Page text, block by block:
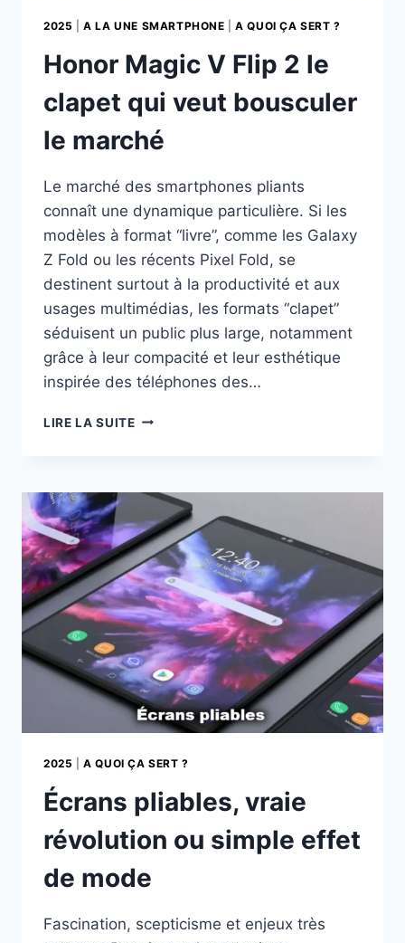
2025 |A LA UNE SMARTPHONE |A QUOI ÇA SERT ?
Honor Magic V Flip 2 le
clapet qui veut bousculer
le marché
Le marché des smartphones pliants
connaît une dynamique particulière. Si les
modèles à format “livre”, comme les Galaxy
Z Fold ou les récents Pixel Fold, se
destinent surtout à la productivité et aux
usages multimédias, les formats “clapet”
séduisent un public plus large, notamment
grâce à leur compacité et leur esthétique
inspirée des téléphones des…
LIRE LA SUITEHONOR
2
CLAPET
QUI
VEUT
BOUSCULER
LE
MARCHÉ
2025 |A QUOI ÇA SERT ?
Écrans pliables, vraie
révolution ou simple effet
de mode
Fascination, scepticisme et enjeux très